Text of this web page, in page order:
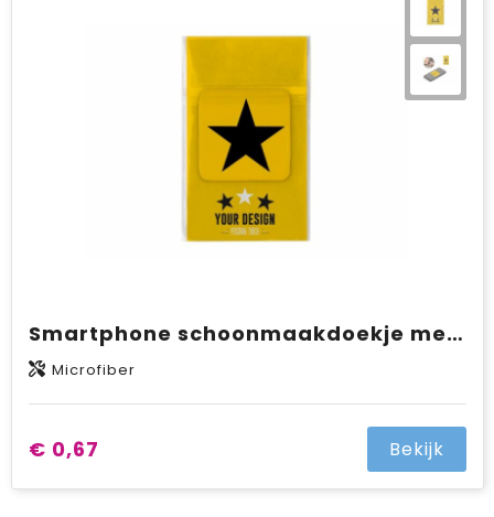
Smartphone schoonmaakdoekje met antibacteriële bestanddelen sticky
Microfiber
€ 0,67 Bekijk